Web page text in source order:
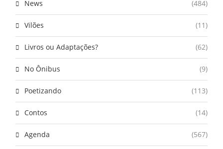
News (484)
Vilões (11)
Livros ou Adaptações? (62)
No Ônibus (9)
Poetizando (113)
Contos (14)
Agenda (567)